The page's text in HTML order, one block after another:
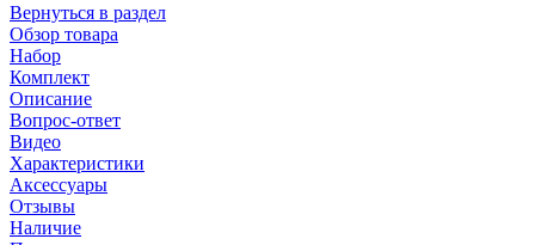
Вернуться в раздел
Обзор товара
Набор
Комплект
Описание
Вопрос-ответ
Видео
Характеристики
Аксессуары
Отзывы
Наличие